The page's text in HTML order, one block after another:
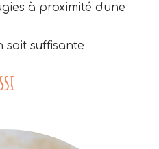
à proximité d'une
soit suffisante